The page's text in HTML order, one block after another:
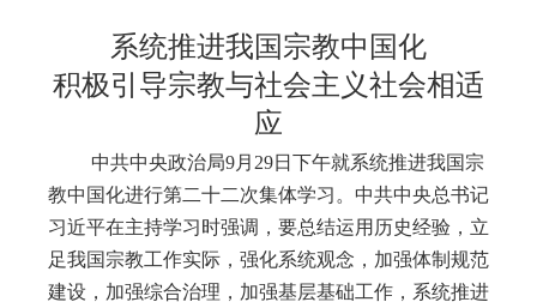
系统推进我国宗教中国化
积极引导宗教与社会主义社会相适
应
中共中央政治局9月29日下午就系统推进我国宗
教中国化进行第二十二次集体学习。中共中央总书记
习近平在主持学习时强调，要总结运用历史经验，立
足我国宗教工作实际，强化系统观念，加强体制规范
建设，加强综合治理，加强基层基础工作，系统推进